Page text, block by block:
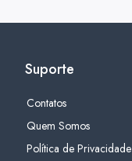
Suporte
Contatos
Quem Somos
Política de Privacidade